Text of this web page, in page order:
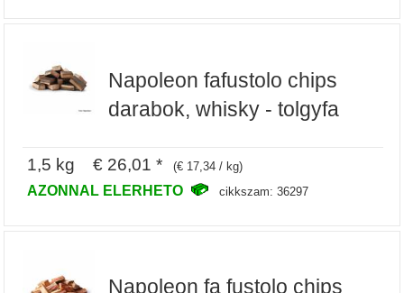
Napoleon fafustolo chips
darabok, whisky - tolgyfa
1,5 kg € 26,01 * (€ 17,34 / kg)
AZONNAL ELERHETO cikkszam: 36297
Napoleon fa fustolo chips